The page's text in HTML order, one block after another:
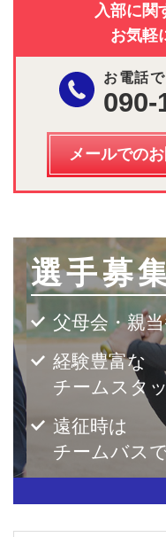
入部に関
お気軽
お電話
090-
メールでの
選手募
父母会・親
経験豊富な
チームスタ
遠征時は
チームバス